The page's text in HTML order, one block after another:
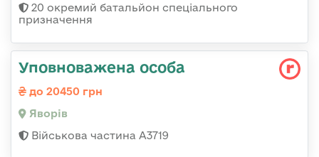
20 окремий батальйон спеціального
призначення
Уповноважена особа
до 20450 грн
Яворів
Військова частина А3719